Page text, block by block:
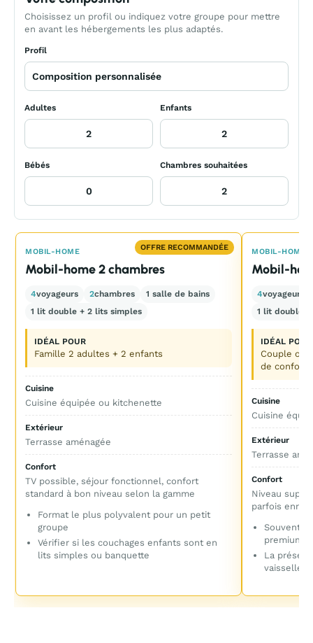
Choisissez un profil ou indiquez votre groupe pour mettre
en avant les hébergements les plus adaptés.
Profil
Adultes Enfants
Bébés Chambres souhaitées
OFFRE RECOMMANDÉE
MOBIL-HOME
Mobil-home 2 chambres
4voyageurs 2chambres
1 salle de bains
1 lit double + 2 lits simples
IDÉAL POUR
Famille 2 adultes + 2 enfants
Cuisine
Cuisine équipée ou kitchenette
Extérieur
Terrasse aménagée
Confort
TV possible, séjour fonctionnel, confort
standard à bon niveau selon la gamme
Format le plus polyvalent pour un petit
groupe
Vérifier si les couchages enfants sont en
lits simples ou banquette
MOBIL-HOME
Mobil-
4voyageurs
1 lit double
IDÉAL POUR
Couple ou
de confort
Cuisine
Cuisine
Extérieur
Terrasse
Confort
Niveau
parfois
Souvent
premium
La
vaisselle